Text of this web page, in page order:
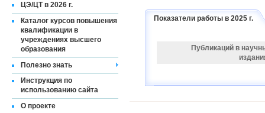
ЦЭ/ЦТ в 2026 г.
Каталог курсов повышения
квалификации в
учреждениях высшего
образования
Полезно знать
Инструкция по
использованию сайта
О проекте
Показатели работы в 2025 г.
Публикаций в